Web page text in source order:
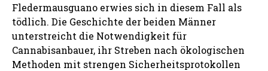
Fledermausguano erwies sich in diesem Fall als
tödlich. Die Geschichte der beiden Männer
unterstreicht die Notwendigkeit für
Cannabisanbauer, ihr Streben nach ökologischen
Methoden mit strengen Sicherheitsprotokollen